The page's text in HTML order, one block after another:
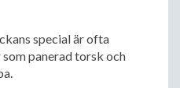
special är ofta
panerad torsk och